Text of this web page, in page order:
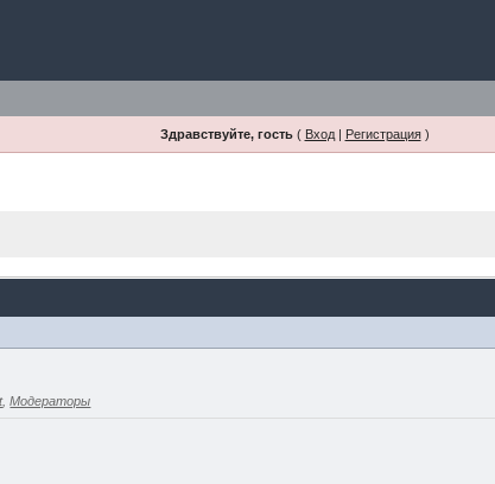
Здравствуйте, гость( Вход| Регистрация)
,Модераторы